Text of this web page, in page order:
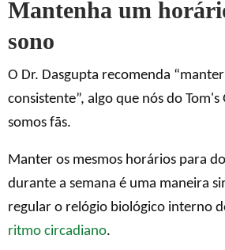
Mantenha um
sono
O Dr. Dasgupta recomenda
consistente”, algo que nós do
somos fãs.
Manter os mesmos horários para
durante a semana é uma maneira
regular o relógio biológico interno
ritmo circadiano.